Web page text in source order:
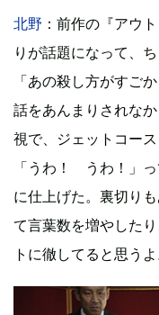
北野 ：前作の『アウ
りが話題になって、
「あの殺し方がすご
話をあんまりされな
視で、ジェットコー
「うわ！ うわ！」
に仕上げた。裏切り
て言葉数を増やした
トに徹してると思うよ